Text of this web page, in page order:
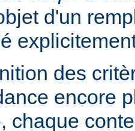
d'un
des
encore
chaque